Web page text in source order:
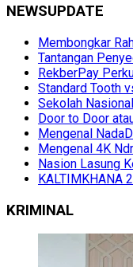
NEWSUPDATE
Membongkar
Tantangan
RekberPay
Standard Tooth
Sekolah
Door to Door
Mengenal
Mengenal 4K
Nasion Lasung
KALTIMKHANA
KRIMINAL